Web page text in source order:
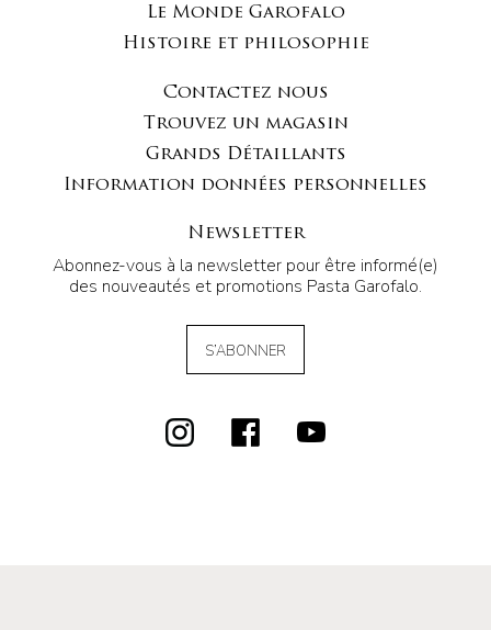
Le Monde Garofalo
Histoire et philosophie
Contactez nous
Trouvez un magasin
Grands Détaillants
Information données personnelles
Newsletter
Abonnez-vous à la newsletter pour être informé(e)
des nouveautés et promotions Pasta Garofalo.
S’ABONNER